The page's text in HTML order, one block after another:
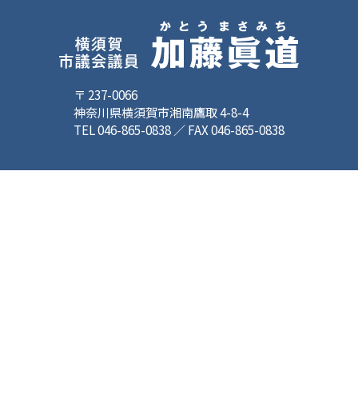
〒 237-0066
神奈川県横須賀市湘南鷹取 4-8-4
TEL 046-865-0838 ／ FAX 046-865-0838